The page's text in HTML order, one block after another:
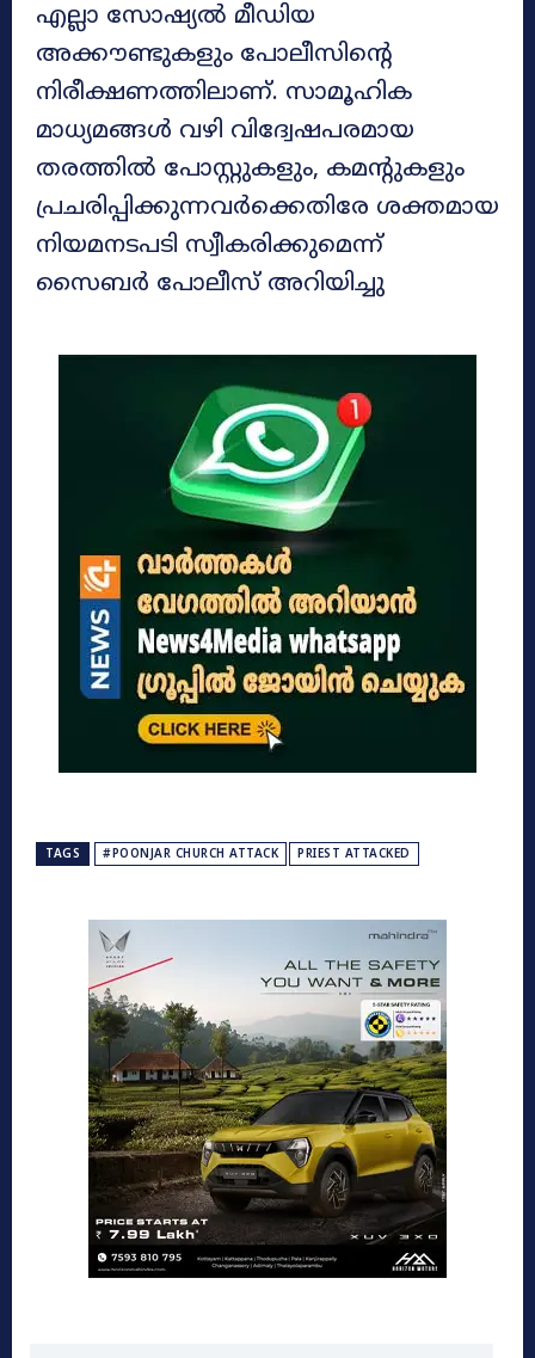
എല്ലാ സോഷ്യല്‍ മീഡിയ
അക്കൗണ്ടുകളും പോലീസിന്റെ
നിരീക്ഷണത്തിലാണ്. സാമൂഹിക
മാധ്യമങ്ങള്‍ വഴി വിദ്വേഷപരമായ
തരത്തില്‍ പോസ്റ്റുകളും, കമന്റുകളും
പ്രചരിപ്പിക്കുന്നവര്‍ക്കെതിരേ ശക്തമായ
നിയമനടപടി സ്വീകരിക്കുമെന്ന്
സൈബര്‍ പോലീസ് അറിയിച്ചു
TAGS #POONJAR CHURCH ATTACK PRIEST ATTACKED